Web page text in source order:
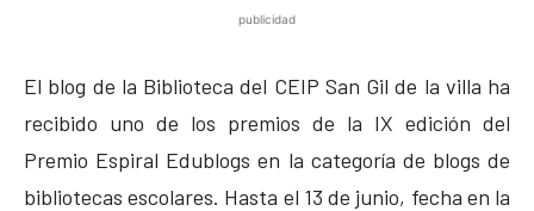
publicidad
El blog de la Biblioteca del CEIP San Gil de la villa ha
recibido uno de los premios de la IX edición del
Premio Espiral Edublogs en la categoría de blogs de
bibliotecas escolares. Hasta el 13 de junio, fecha en la